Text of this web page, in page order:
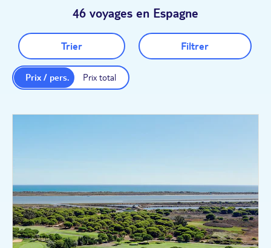
46 voyages en Espagne
Trier Filtrer
Prix total
Prix / pers.